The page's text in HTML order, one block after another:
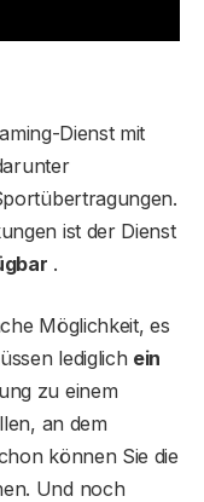
Dienst mit
ist der Dienst
.
Möglichkeit, es
lediglich ein
zu einem
an dem
können Sie die
Und noch